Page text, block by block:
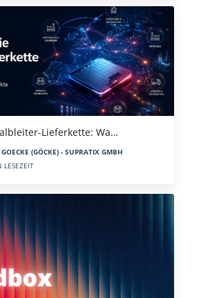
Lieferkette: Wa…
(GÖCKE) - SUPRATIX GMBH